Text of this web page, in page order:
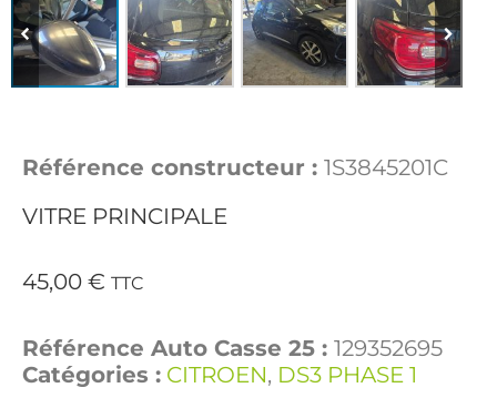
Référence constructeur : 1S3845201C
VITRE PRINCIPALE
45,00 € TTC
Référence Auto Casse 25 : 129352695
Catégories : CITROEN, DS3 PHASE 1